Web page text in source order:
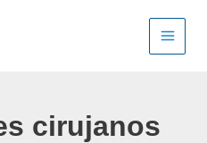
cirujanos